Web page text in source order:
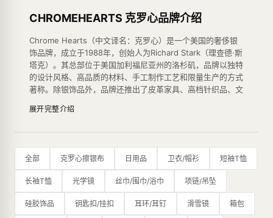
CHROMEHEARTS 克罗心品牌介绍
Chrome Hearts（中文译名：克罗心）是一个美国的奢侈银
饰品牌，成立于1988年，创始人为Richard Stark（理查德·斯
塔克）。其总部位于美国加利福尼亚州的洛杉矶，品牌以独特
的设计风格、高品质的材料、手工制作工艺和限量生产的方式
著称。除银饰品外，品牌还推出了皮革家具、高档针织品、文
Chrome Hearts的设计风格独具特色，主要运用了滑稽、嘲
了高品质的925纯银，其产品在银饰品行业享有盛誉。此外，
品牌还推出了珠宝系列，使用了白金、钻石等高档材料，展现
了其奢华品质。
Chrome Hearts的限量生产方式也是品牌的特点之一，每一
款产品都是经过设计师精心设计、手工制作，数量极其有限。
展开完整介绍
全部 克罗心擦银布 日用品 卫衣/帽衫 短袖T恤
长袖T恤 光学镜 丝巾/围巾/浴巾 项链/吊坠
硅胶饰品 钥匙扣/挂扣 耳环/耳钉 滑雪镜 箱包